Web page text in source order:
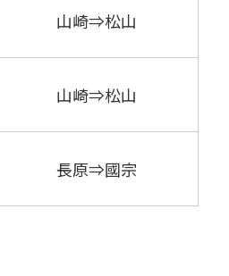
山崎⇒松山
山崎⇒松山
長原⇒國宗